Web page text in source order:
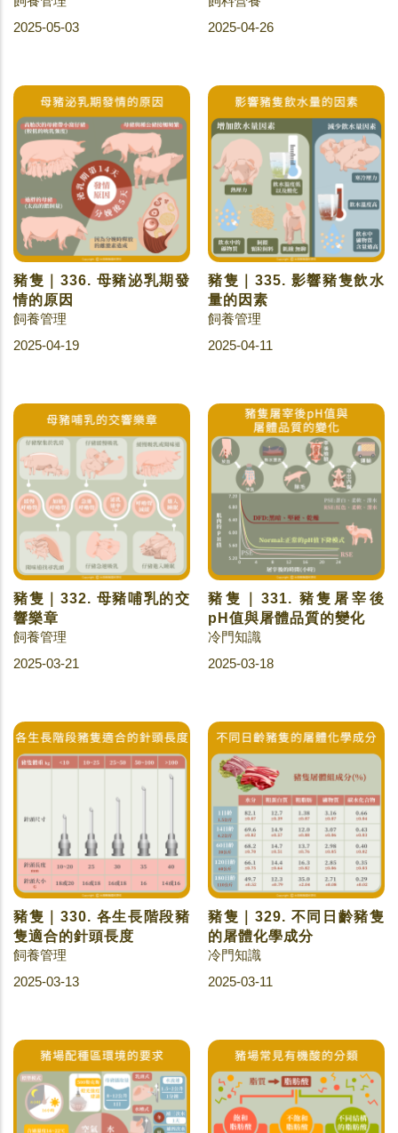
2025-05-03
2025-04-26
豬隻｜336. 母豬泌乳期發
情的原因
飼養管理
2025-04-19
豬隻｜335. 影響豬隻飲水
量的因素
飼養管理
2025-04-11
豬隻｜332. 母豬哺乳的交
響樂章
飼養管理
2025-03-21
豬隻｜331. 豬隻屠宰後
pH值與屠體品質的變化
冷門知識
2025-03-18
豬隻｜330. 各生長階段豬
隻適合的針頭長度
飼養管理
2025-03-13
豬隻｜329. 不同日齡豬隻
的屠體化學成分
冷門知識
2025-03-11